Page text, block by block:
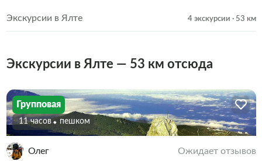
Экскурсии в Ялте 4 экскурсии · 53 км
Экскурсии в Ялте — 53 км отсюда
Групповая
11 часов Пешком
Олег Ожидает отзывов